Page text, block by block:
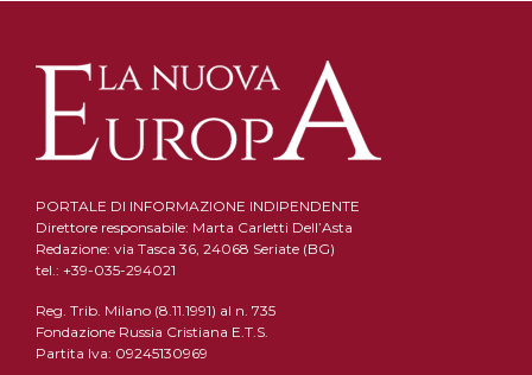
PORTALE DI INFORMAZIONE INDIPENDENTE
Direttore responsabile: Marta Carletti Dell’Asta
Redazione: via Tasca 36, 24068 Seriate (BG)
tel.: +39-035-294021
Reg. Trib. Milano (8.11.1991) al n. 735
Fondazione Russia Cristiana E.T.S.
Partita Iva: 09245130969